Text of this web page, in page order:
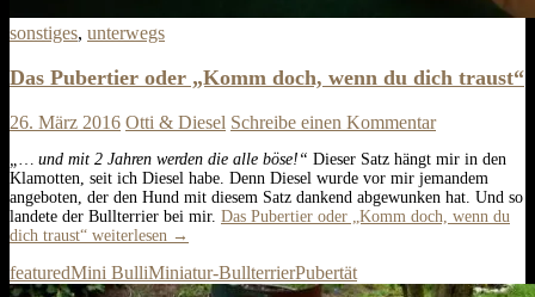
sonstiges, unterwegs
Das Pubertier oder „Komm doch, wenn du dich traust“
26. März 2016 Otti & Diesel Schreibe einen Kommentar
„… und mit 2 Jahren werden die alle böse!“ Dieser Satz hängt mir in den
Klamotten, seit ich Diesel habe. Denn Diesel wurde vor mir jemandem
angeboten, der den Hund mit diesem Satz dankend abgewunken hat. Und so
landete der Bullterrier bei mir. Das Pubertier oder „Komm doch, wenn du
dich traust“ weiterlesen →
featuredMini BulliMiniatur-BullterrierPubertät